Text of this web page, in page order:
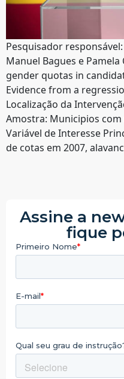
Pesquisador
Manuel Bagues e
gender quotas in
Evidence from a
Localização da
Amostra: Municipios
Variável de Interesse
de cotas em 2007,
Assine a
fique